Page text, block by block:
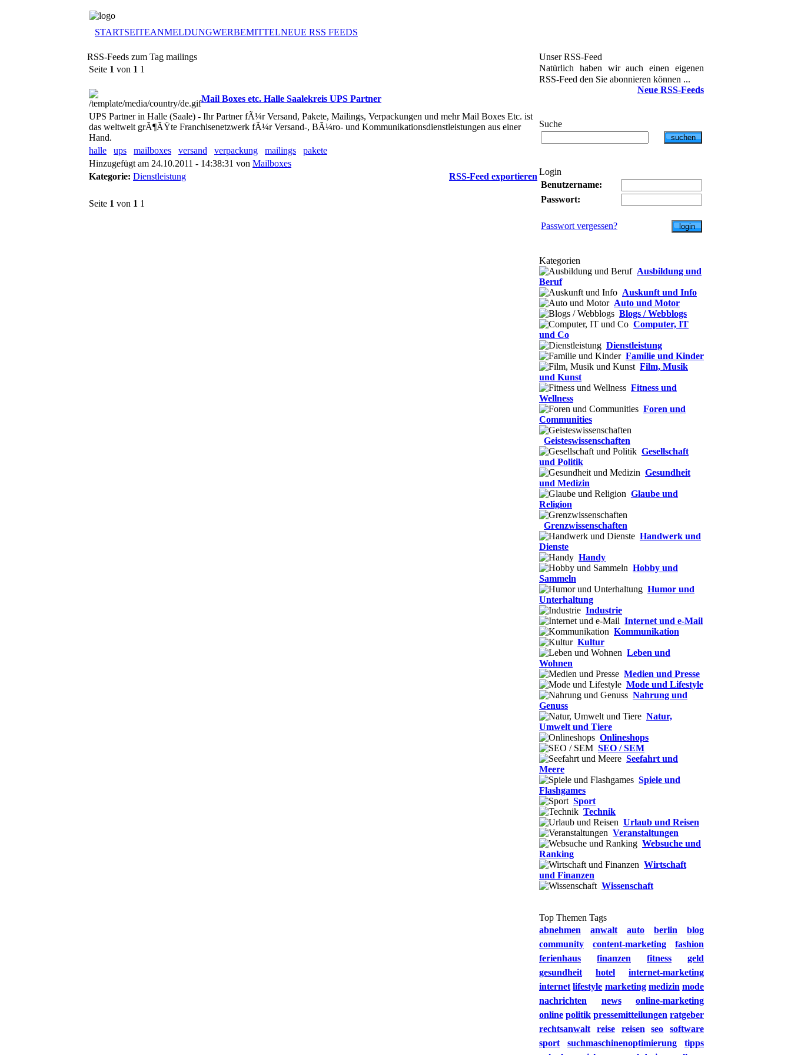
STARTSEITEANMELDUNGWERBEMITTELNEUE RSS FEEDS
RSS-Feeds zum Tag mailings
Seite 1 von 1 1
Mail Boxes etc. Halle Saalekreis UPS Partner
UPS Partner in Halle (Saale) - Ihr Partner fÃ¼r Versand, Pakete, Mailings, Verpackungen und mehr Mail Boxes Etc. ist
das weltweit grÃ¶ÃŸte Franchisenetzwerk fÃ¼r Versand-, BÃ¼ro- und Kommunikationsdienstleistungen aus einer
Hand.
halle
ups mailboxes versand verpackung mailings
pakete
Hinzugefügt am 24.10.2011 - 14:38:31 von Mailboxes
Kategorie: Dienstleistung RSS-Feed exportieren
Seite 1 von 1 1
Unser RSS-Feed
Natürlich haben wir auch einen eigenen
RSS-Feed den Sie abonnieren können ...
Neue RSS-Feeds
Suche
Login
Benutzername:
Passwort:
Passwort vergessen?
Kategorien
Ausbildung und
Beruf
Auskunft und Info
Auto und Motor
Blogs / Webblogs
Computer, IT
und Co
Dienstleistung
Familie und Kinder
Film, Musik
und Kunst
Fitness und
Wellness
Foren und
Communities
Geisteswissenschaften
Gesellschaft
und Politik
Gesundheit
und Medizin
Glaube und
Religion
Grenzwissenschaften
Handwerk und
Dienste
Handy
Hobby und
Sammeln
Humor und
Unterhaltung
Industrie
Internet und e-Mail
Kommunikation
Kultur
Leben und
Wohnen
Medien und Presse
Mode und Lifestyle
Nahrung und
Genuss
Natur,
Umwelt und Tiere
Onlineshops
SEO / SEM
Seefahrt und
Meere
Spiele und
Flashgames
Sport
Technik
Urlaub und Reisen
Veranstaltungen
Websuche und
Ranking
Wirtschaft
und Finanzen
Wissenschaft
Top Themen Tags
abnehmen
anwalt auto berlin
blog
community
content-marketing
fashion
ferienhaus
finanzen fitness
geld
gesundheit
hotel
internet-marketing
internet lifestyle marketing medizin mode
nachrichten
news
online-marketing
online politik pressemitteilungen ratgeber
rechtsanwalt
reise reisen seo
software
sport
suchmaschinenoptimierung
tipps